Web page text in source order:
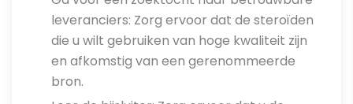
leveranciers: Zorg ervoor dat de steroïden
die u wilt gebruiken van hoge kwaliteit zijn
en afkomstig van een gerenommeerde
bron.